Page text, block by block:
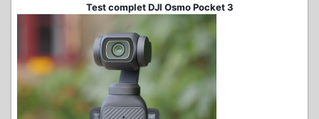
Test complet DJI Osmo Pocket 3